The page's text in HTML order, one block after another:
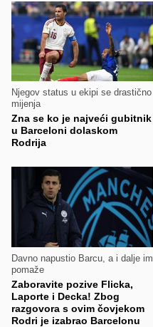
Njegov status u ekipi se drastično
mijenja
Zna se ko je najveći gubitnik
u Barceloni dolaskom
Rodrija
Davno napustio Barcu, a i dalje im
pomaže
Zaboravite pozive Flicka,
Laporte i Decka! Zbog
razgovora s ovim čovjekom
Rodri je izabrao Barcelonu